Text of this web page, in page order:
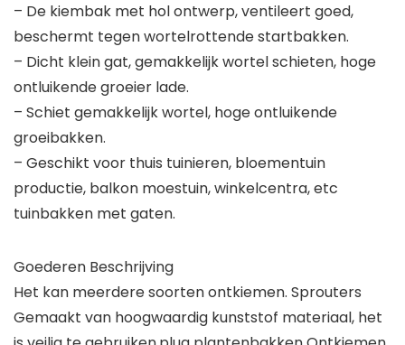
– De kiembak met hol ontwerp, ventileert goed,
beschermt tegen wortelrottende startbakken.
– Dicht klein gat, gemakkelijk wortel schieten, hoge
ontluikende groeier lade.
– Schiet gemakkelijk wortel, hoge ontluikende
groeibakken.
– Geschikt voor thuis tuinieren, bloementuin
productie, balkon moestuin, winkelcentra, etc
tuinbakken met gaten.
Goederen Beschrijving
Het kan meerdere soorten ontkiemen. Sprouters
Gemaakt van hoogwaardig kunststof materiaal, het